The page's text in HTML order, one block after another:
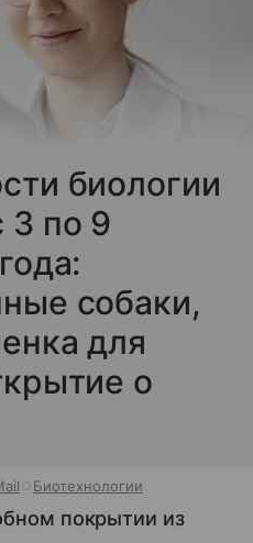
биологии
3 по 9
собаки,
для
о
Биотехнологии
покрытии из